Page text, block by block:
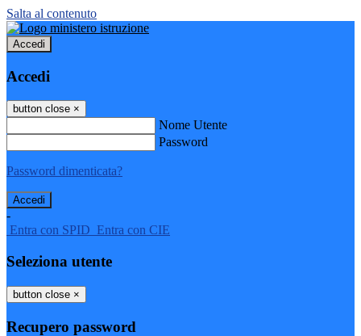
Salta al contenuto
Accedi
Accedi
button close ×
Nome Utente
Password
Password dimenticata?
-
Entra con SPID Entra con CIE
Seleziona utente
button close ×
Recupero password